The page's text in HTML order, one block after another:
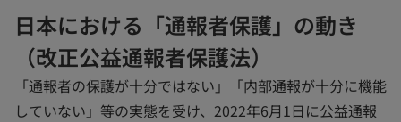
日本における「通報者保護」の動き
（改正公益通報者保護法）
「通報者の保護が十分ではない」「内部通報が十分に機能
していない」等の実態を受け、2022年6月1日に公益通報